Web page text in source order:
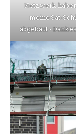
Netzwerk
meine Sat-
abgebaut -